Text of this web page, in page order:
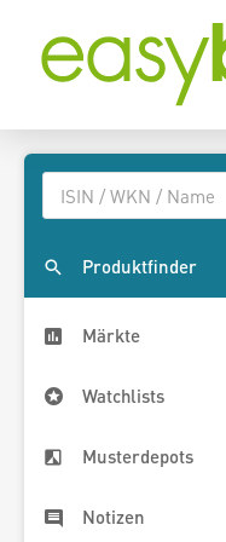
Produktfinder
Märkte
Watchlists
Musterdepots
Notizen